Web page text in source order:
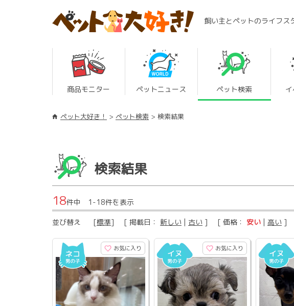
飼い主とペットのライフス
商品モニター ペットニュース ペット検索
ペット大好き！ ペット検索 検索結果
検索結果
18件中 1-18件を表示
並び替え [標準] [ 掲載日： 新しい | 古い ] [ 価格： 安い | 高い ] [
お気に入り お気に入り